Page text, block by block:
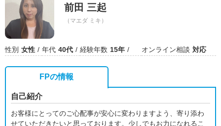
前田 三起
（マエダ ミキ）
性別 女性 年代 40代 経験年数 15年 オンライン相談 対応
FPの情報
自己紹介
お客様にとってのご心配事が安心に変わりますよう、寄り添わ
せていただきたいと思っております。少しでもお力になれるこ